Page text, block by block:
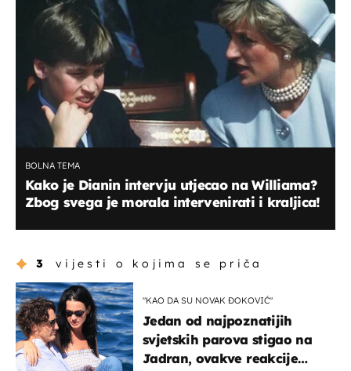
BOLNA TEMA
Kako je Dianin intervju utjecao na Williama?
Zbog svega je morala intervenirati i kraljica!
3 vijesti o kojima se priča
"KAO DA SU NOVAK ĐOKOVIĆ"
Jedan od najpoznatijih
svjetskih parova stigao na
Jadran, ovakve reakcije